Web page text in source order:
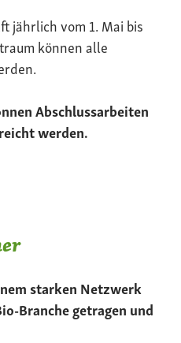
jährlich vom 1. Mai bis
können alle
Abschlussarbeiten
werden.
starken Netzwerk
Branche getragen und